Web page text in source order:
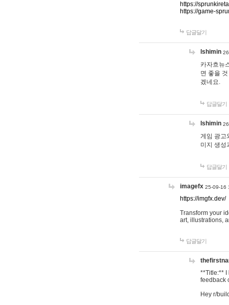
https://
https://game-
답글달기
lshimin
카자흐뉴
면 좋을
겠네요.
답글달기
lshimin
게임 광고
미지 생성
답글달기
imagefx 25-09-16
https://imgfx.dev/
Transform your
art, illustrations,
답글달기
**Title:** I
feedback
Hey r/